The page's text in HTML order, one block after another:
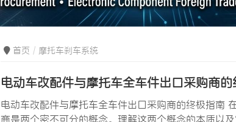
首页 摩托车刹车系统
电动车改配件与摩托车全车件出口采购商
电动车改配件与摩托车全车件出口采购商的终极指南
商是两个密不可分的概念。理解这两个概念的本质以